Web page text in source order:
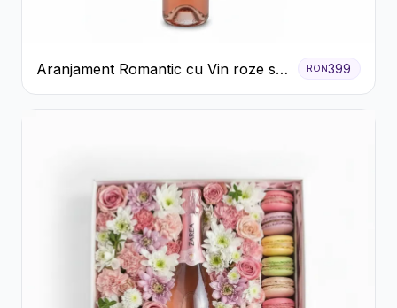
Aranjament Romantic cu Vin roze si
Flori pastel
RON399